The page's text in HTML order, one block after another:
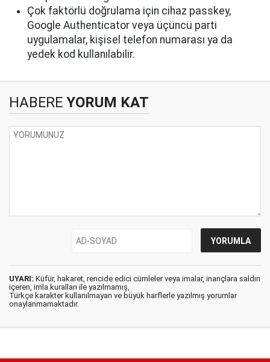
Çok faktörlü doğrulama için cihaz passkey,
Google Authenticator veya üçüncü parti
uygulamalar, kişisel telefon numarası ya da
yedek kod kullanılabilir.
HABERE YORUM KAT
UYARI: Küfür, hakaret, rencide edici cümleler veya imalar, inançlara saldırı
içeren, imla kuralları ile yazılmamış,
Türkçe karakter kullanılmayan ve büyük harflerle yazılmış yorumlar
onaylanmamaktadır.